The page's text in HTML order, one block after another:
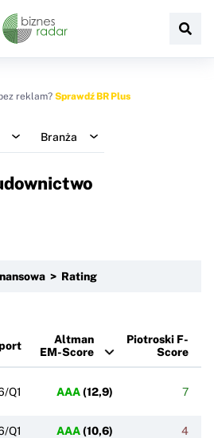
reklam? Sprawdź BR Plus
Branża
> Rating
Altman
EM-Score
Piotroski F-
Score
Q1 AAA(12,9) 7
Q1 AAA(10,6) 4